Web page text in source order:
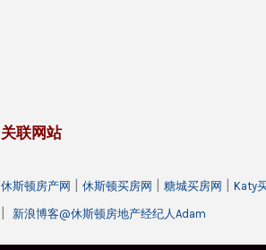
关联网站
休斯顿房产网 | 休斯顿买房网 | 糖城买房网 | Katy
| 新浪博客@休斯顿房地产经纪人Adam